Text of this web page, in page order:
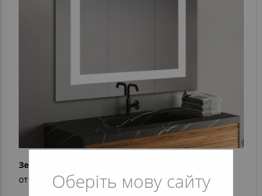
Оберіть мову сайту
Зеркало Praktik LED 03
от 4 336 грн